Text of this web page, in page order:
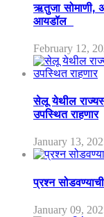
ऋतुजा सोमाणी,
आयडॉल
February 12,
सेलू येथील
उपस्थित राहणार
January 13,
प्रश्न
January 09,